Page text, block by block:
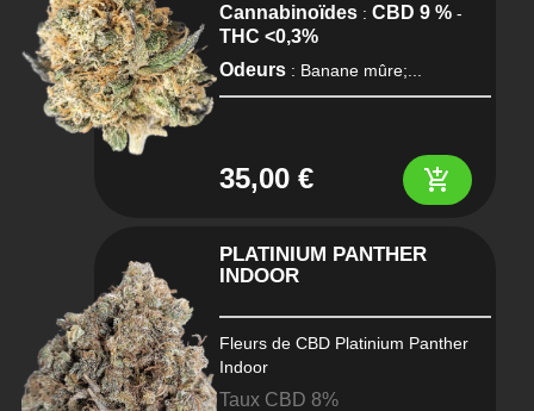
Cannabinoïdes: CBD 9 %-
THC <0,3%
Odeurs: Banane mûre;...
35,00 € add_shopping_cart
PLATINIUM PANTHER
INDOOR
Fleurs de CBD Platinium Panther
Indoor
Taux CBD 8%